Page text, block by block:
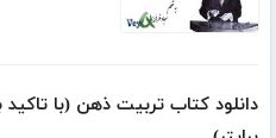
دانلود کتاب تربیت ذهن (با